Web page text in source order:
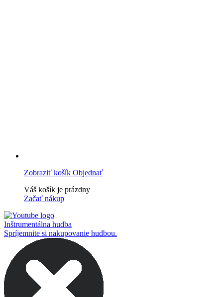
Zobraziť košík Objednať
Váš košík je prázdny
Začať nákup
Inštrumentálna hudba
Spríjemnite si nakupovanie hudbou.